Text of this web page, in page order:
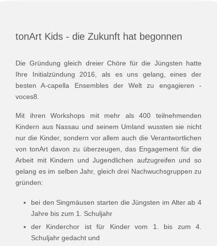
tonArt Kids - die Zukunft hat begonnen
Die Gründung gleich dreier Chöre für die Jüngsten hatte
Ihre Initialzündung 2016, als es uns gelang, eines der
besten A-capella Ensembles der Welt zu engagieren -
voces8.
Mit ihren Workshops mit mehr als 400 teilnehmenden
Kindern aus Nassau und seinem Umland wussten sie nicht
nur die Kinder, sondern vor allem auch die Verantwortlichen
von tonArt davon zu überzeugen, das Engagement für die
Arbeit mit Kindern und Jugendlichen aufzugreifen und so
gelang es im selben Jahr, gleich drei Nachwuchsgruppen zu
gründen:
bei den Singmäusen starten die Jüngsten im Alter ab 4
Jahre bis zum 1. Schuljahr
der Kinderchor ist für Kinder vom 1. bis zum 4.
Schuljahr gedacht und